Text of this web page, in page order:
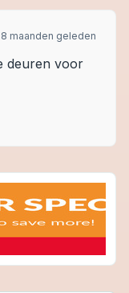
8 maanden geleden
deuren voor